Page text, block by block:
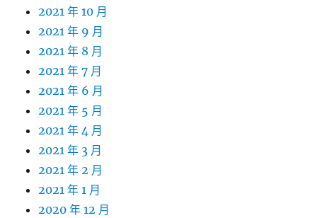
2021 年 10 月
2021 年 9 月
2021 年 8 月
2021 年 7 月
2021 年 6 月
2021 年 5 月
2021 年 4 月
2021 年 3 月
2021 年 2 月
2021 年 1 月
2020 年 12 月